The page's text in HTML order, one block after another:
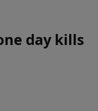
day kills